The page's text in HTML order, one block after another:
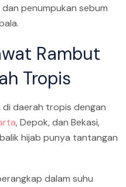
penumpukan sebum
Rambut
Tropis
di daerah tropis dengan
, Depok, dan Bekasi,
hijab punya tantangan
dalam suhu